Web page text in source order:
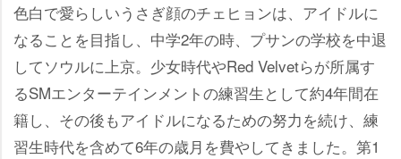
色白で愛らしいうさぎ顔のチェヒョンは、アイドルに
なることを目指し、中学2年の時、プサンの学校を中退
してソウルに上京。少女時代やRed Velvetらが所属す
るSMエンターテインメントの練習生として約4年間在
籍し、その後もアイドルになるための努力を続け、練
習生時代を含めて6年の歳月を費やしてきました。第1